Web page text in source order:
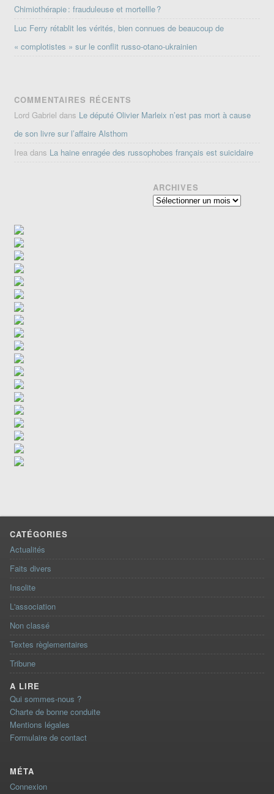
Chimiothérapie : frauduleuse et mortellle ?
Luc Ferry rétablit les vérités, bien connues de beaucoup de
« complotistes » sur le conflit russo-otano-ukrainien
COMMENTAIRES RÉCENTS
Lord Gabriel dans Le député Olivier Marleix n’est pas mort à cause
de son livre sur l’affaire Alsthom
Irea dans La haine enragée des russophobes français est suicidaire
ARCHIVES
Archives
CATÉGORIES
Actualités
Faits divers
Insolite
L'association
Non classé
Textes règlementaires
Tribune
A LIRE
Qui sommes-nous ?
Charte de bonne conduite
Mentions légales
Formulaire de contact
MÉTA
Connexion